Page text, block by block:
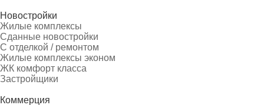
Новостройки
Жилые комплексы
Сданные новостройки
С отделкой / ремонтом
Жилые комплексы эконом
ЖК комфорт класса
Застройщики
Коммерция